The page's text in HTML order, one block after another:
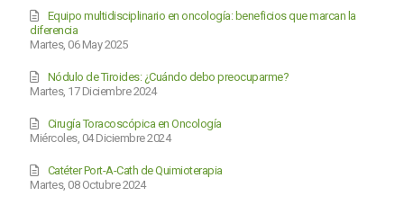
Martes, 06 May 2025
Equipo multidisciplinario en oncología: beneficios que marcan la
diferencia
Martes, 17 Diciembre 2024
Nódulo de Tiroides: ¿Cuándo debo preocuparme?
Miércoles, 04 Diciembre 2024
Cirugía Toracoscópica en Oncología
Martes, 08 Octubre 2024
Catéter Port-A-Cath de Quimioterapia